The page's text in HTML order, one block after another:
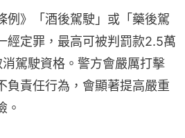
例》「酒後駕駛」或「藥後駕
經定罪，最高可被判罰款2.5萬
駕駛資格。警方會嚴厲打擊
負責任行為，會顯著提高嚴重
。